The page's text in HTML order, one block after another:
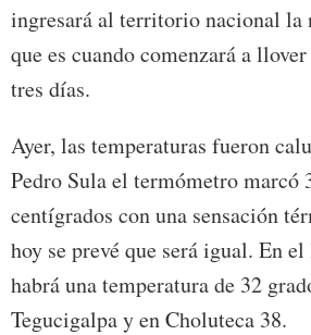
ingresará al territorio nacional la
que es cuando comenzará a
tres días.
Ayer, las temperaturas fueron
Pedro Sula el termómetro marcó
centígrados con una sensación
hoy se prevé que será igual. En
habrá una temperatura de 32
Tegucigalpa y en Choluteca 38.